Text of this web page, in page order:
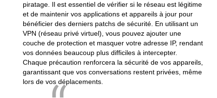
piratage. Il est essentiel de vérifier si le réseau est légitime
et de maintenir vos applications et appareils à jour pour
bénéficier des derniers patchs de sécurité. En utilisant un
VPN (réseau privé virtuel), vous pouvez ajouter une
couche de protection et masquer votre adresse IP, rendant
vos données beaucoup plus difficiles à intercepter.
Chaque précaution renforcera la sécurité de vos appareils,
garantissant que vos conversations restent privées, même
lors de vos déplacements.